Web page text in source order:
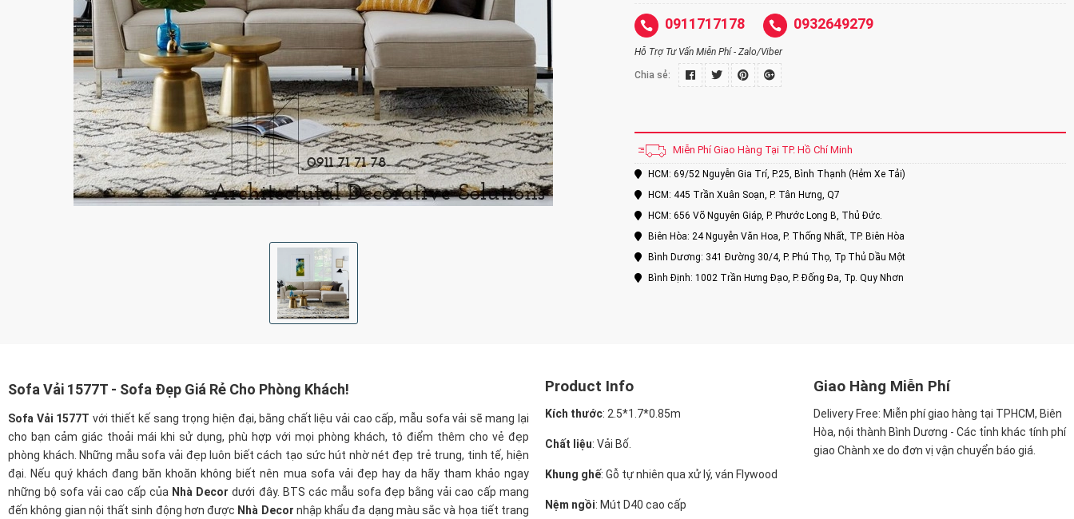
0911717178 0932649279
Hỗ Trợ Tư Vấn Miễn Phí - Zalo/Viber
Chia sẻ:
Miễn Phí Giao Hàng Tại TP. Hồ Chí Minh
HCM: 69/52 Nguyễn Gia Trí, P.25, Bình Thạnh (Hẻm Xe Tải)
HCM: 445 Trần Xuân Soạn, P. Tân Hưng, Q7
HCM: 656 Võ Nguyên Giáp, P. Phước Long B, Thủ Đức.
Biên Hòa: 24 Nguyễn Văn Hoa, P. Thống Nhất, TP. Biên Hòa
Bình Dương: 341 Đường 30/4, P. Phú Thọ, Tp Thủ Dầu Một
Bình Định: 1002 Trần Hưng Đạo, P. Đống Đa, Tp. Quy Nhơn
Sofa Vải 1577T - Sofa Đẹp Giá Rẻ Cho Phòng Khách!
Sofa Vải 1577T với thiết kế sang trọng hiện đại, bằng chất liệu vải cao cấp, mẫu sofa vải sẽ mang lại
cho bạn cảm giác thoải mái khi sử dụng, phù hợp với mọi phòng khách, tô điểm thêm cho vẻ đẹp
phòng khách. Những mẫu sofa vải đẹp luôn biết cách tạo sức hút nhờ nét đẹp trẻ trung, tinh tế, hiện
đại. Nếu quý khách đang băn khoăn không biết nên mua sofa vải đẹp hay da hãy tham khảo ngay
những bộ sofa vải cao cấp của Nhà Decor dưới đây. BTS các mẫu sofa đẹp bằng vải cao cấp mang
đến không gian nội thất sinh động hơn được Nhà Decor nhập khẩu đa dạng màu sắc và họa tiết trang
Product Info
Kích thước: 2.5*1.7*0.85m
Chất liệu: Vải Bố.
Khung ghế: Gỗ tự nhiên qua xử lý, ván Flywood
Nệm ngồi: Mút D40 cao cấp
Giao Hàng Miễn Phí
Delivery Free: Miễn phí giao hàng tại TPHCM, Biên
Hòa, nội thành Bình Dương - Các tỉnh khác tính phí
giao Chành xe do đơn vị vận chuyển báo giá.